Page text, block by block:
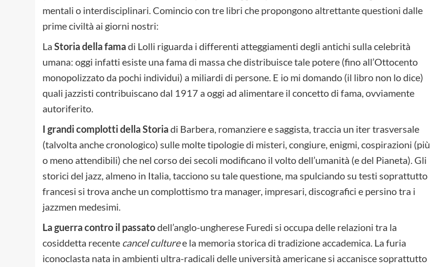
mentali o interdisciplinari. Comincio con tre libri che propongono altrettante questioni dalle
prime civiltà ai giorni nostri:
La Storia della famadi Lolli riguarda i differenti atteggiamenti degli antichi sulla celebrità
umana: oggi infatti esiste una fama di massa che distribuisce tale potere (fino all’Ottocento
monopolizzato da pochi individui) a miliardi di persone. E io mi domando (il libro non lo dice)
quali jazzisti contribuiscano dal 1917 a oggi ad alimentare il concetto di fama, ovviamente
autoriferito.
I grandi complotti della Storiadi Barbera, romanziere e saggista, traccia un iter trasversale
(talvolta anche cronologico) sulle molte tipologie di misteri, congiure, enigmi, cospirazioni (più
o meno attendibili) che nel corso dei secoli modificano il volto dell’umanità (e del Pianeta). Gli
storici del jazz, almeno in Italia, tacciono su tale questione, ma spulciando su testi soprattutto
francesi si trova anche un complottismo tra manager, impresari, discografici e persino tra i
jazzmen medesimi.
La guerra contro il passatodell’anglo-ungherese Furedi si occupa delle relazioni tra la
cosiddetta recente cancel culturee la memoria storica di tradizione accademica. La furia
iconoclasta nata in ambienti ultra-radicali delle università americane si accanisce soprattutto